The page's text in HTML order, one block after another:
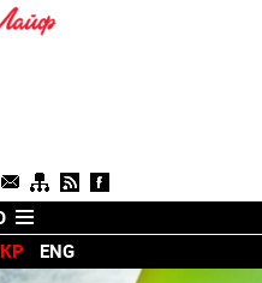
ENG